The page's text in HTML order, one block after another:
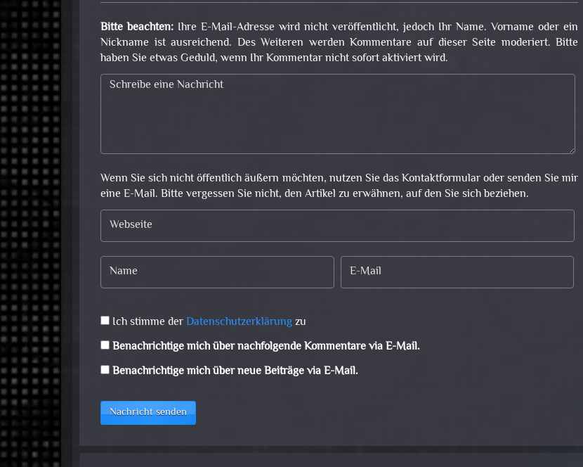
Bitte beachten: Ihre E-Mail-Adresse wird nicht veröffentlicht, jedoch Ihr Name. Vorname oder ein
Nickname ist ausreichend. Des Weiteren werden Kommentare auf dieser Seite moderiert. Bitte
haben Sie etwas Geduld, wenn Ihr Kommentar nicht sofort aktiviert wird.
Wenn Sie sich nicht öffentlich äußern möchten, nutzen Sie das Kontaktformular oder senden Sie mir
eine E-Mail. Bitte vergessen Sie nicht, den Artikel zu erwähnen, auf den Sie sich beziehen.
Ich stimme derDatenschutzerklärungzu
Benachrichtige mich über nachfolgende Kommentare via E-Mail.
Benachrichtige mich über neue Beiträge via E-Mail.
Nachricht senden